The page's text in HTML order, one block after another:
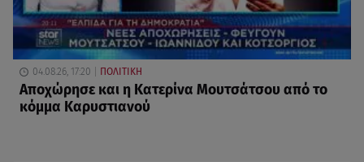
04.08.26, 17:20 ΠΟΛΙΤΙΚΗ
Αποχώρησε και η Κατερίνα Μουτσάτσου από το
κόμμα Καρυστιανού